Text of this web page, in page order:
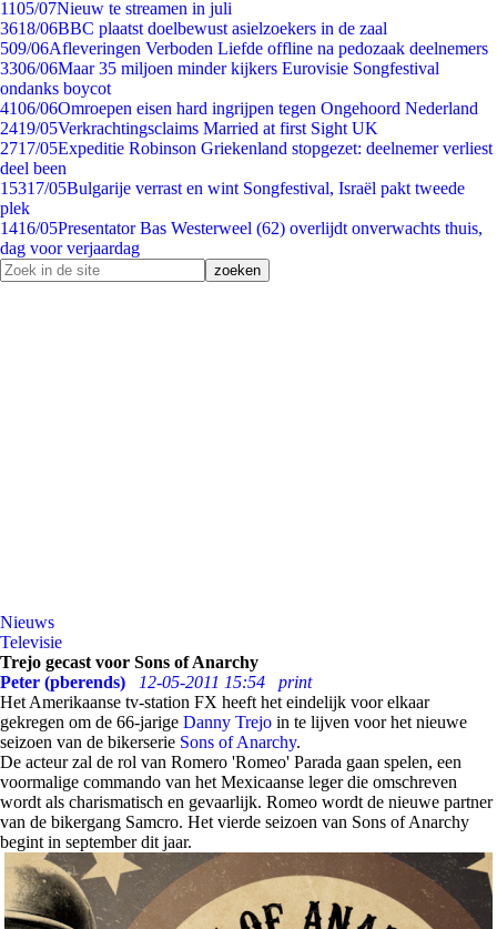
1105/07Nieuw te streamen in juli
3618/06BBC plaatst doelbewust asielzoekers in de zaal
509/06Afleveringen Verboden Liefde offline na pedozaak deelnemers
3306/06Maar 35 miljoen minder kijkers Eurovisie Songfestival
ondanks boycot
4106/06Omroepen eisen hard ingrijpen tegen Ongehoord Nederland
2419/05Verkrachtingsclaims Married at first Sight UK
2717/05Expeditie Robinson Griekenland stopgezet: deelnemer verliest
deel been
15317/05Bulgarije verrast en wint Songfestival, Israël pakt tweede
plek
1416/05Presentator Bas Westerweel (62) overlijdt onverwachts thuis,
dag voor verjaardag
Nieuws
Televisie
Trejo gecast voor Sons of Anarchy
Peter (pberends)
12-05-2011 15:54
print
Het Amerikaanse tv-station FX heeft het eindelijk voor elkaar
gekregen om de 66-jarige Danny Trejo in te lijven voor het nieuwe
seizoen van de bikerserie Sons of Anarchy.
De acteur zal de rol van Romero 'Romeo' Parada gaan spelen, een
voormalige commando van het Mexicaanse leger die omschreven
wordt als charismatisch en gevaarlijk. Romeo wordt de nieuwe partner
van de bikergang Samcro. Het vierde seizoen van Sons of Anarchy
begint in september dit jaar.